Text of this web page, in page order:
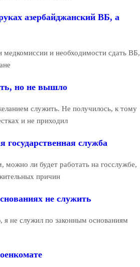
азербайджанский ВБ, а
медкомиссии и необходимости сдать ВБ,
но не вышло
служить. Не получилось, к тому
и не приходил
государственная служба
можно ли будет работать на госслужбе,
причин
не служить
не служил по законным основаниям